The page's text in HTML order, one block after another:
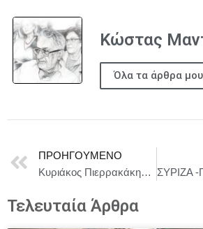
Κώστας
Όλα τα άρθρα μου
ΠΡΟΗΓΟΎΜΕΝΟ
Κυριάκος Πιερρακάκης : Η Ελλάδα πιστεύει ακράδαντα ότι η διπλωματία πρέπει να υπερισχύσει.
Τελευταία Άρθρα